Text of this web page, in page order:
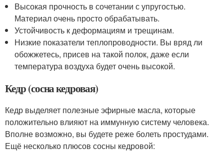
Высокая прочность в сочетании с упругостью.
Материал очень просто обрабатывать.
Устойчивость к деформациям и трещинам.
Низкие показатели теплопроводности. Вы вряд ли
обожжетесь, присев на такой полок, даже если
температура воздуха будет очень высокой.
Кедр (сосна кедровая)
Кедр выделяет полезные эфирные масла, которые
положительно влияют на иммунную систему человека.
Вполне возможно, вы будете реже болеть простудами.
Ещё несколько плюсов сосны кедровой: